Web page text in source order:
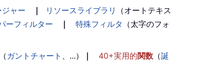
ャー ｜ リソースライブラリ
（オートテキス
ーフィルター ｜ 特殊フィルタ （太字のフォ
ガントチャート 、...） ｜ 40+実用的関数 （誕